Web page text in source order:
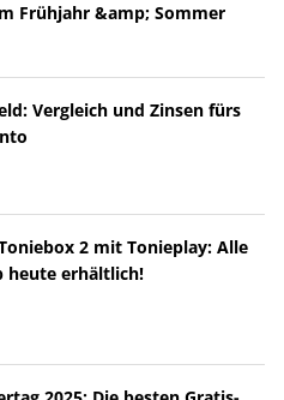
Frühjahr &amp; Sommer
Vergleich und Zinsen fürs
2 mit Tonieplay: Alle
heute erhältlich!